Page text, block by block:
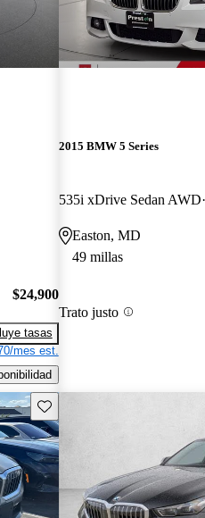
$24,900
tasas
mes est.
2015 BMW 5 Series
535i xDrive Sedan AWD
Easton, MD
49 millas
Trato justo
Guarda este Aviso